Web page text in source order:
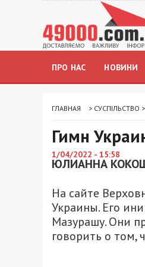
ПРО НАС НОВИНИ
ГЛАВНАЯ > СУСПІЛЬСТВО >
Гимн
1/04/2022 - 15:58
ЮЛИАННА
На сайте
Украины. Его
Мазурашу. Они
говорить о том,